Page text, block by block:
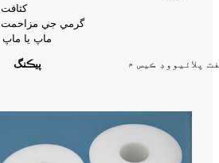
کثافت
گرمي جي مزاحمت
ماپ يا ماپ
پيڪنگ